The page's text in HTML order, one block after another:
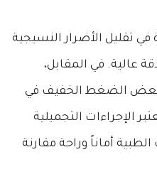
في تقليل الأضرار النسيجية
عالية. في المقابل،
ببعض الضغط الخفيف في
الإجراءات التجميلية
أماناً وراحة مقارنة